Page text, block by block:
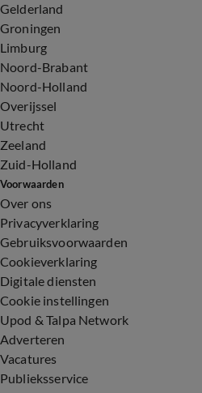
Gelderland
Groningen
Limburg
Noord-Brabant
Noord-Holland
Overijssel
Utrecht
Zeeland
Zuid-Holland
Voorwaarden
Over ons
Privacyverklaring
Gebruiksvoorwaarden
Cookieverklaring
Digitale diensten
Cookie instellingen
Upod & Talpa Network
Adverteren
Vacatures
Publieksservice